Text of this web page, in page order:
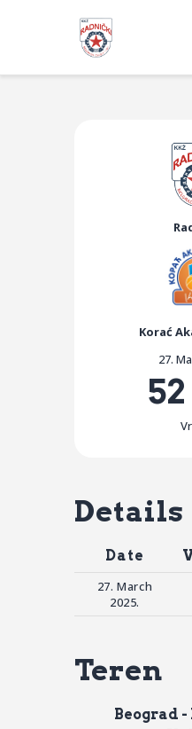
KKŽ Radnički
Korać
27.
52
Details
Date
27. March
2025.
Teren
Beograd